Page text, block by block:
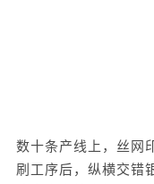
数十条产线上，丝网
刷工序后，纵横交错